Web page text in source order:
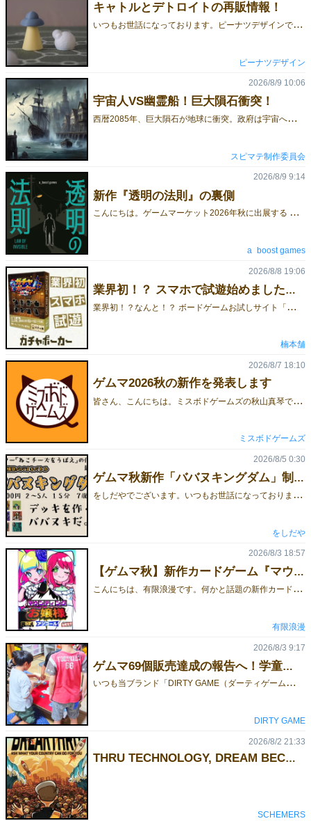
キャトルとデトロイトの再販情報！
い
つもお世話になっております。ピーナツデザインです。少し在庫切れになっていたCATTLEキャトルとDETROITでトロイトの再販が開始しました！下記の三箇所でご購入いただけます。ピーナツデザイン直販サイト追加のコマや大ストレイなんかも買えます。たくさん買うと送料無料です。発送は遅めだけどコメントくれたら急ぎます。ボドゲーマたくさん他にもボードゲームが売ってるのでまとめて買いやすいですね。Amazon送料込みのなのでちょっと高いです。すぐ届きます。商品の説明は下記と直販サイトをご参照ください。CATTLE キャトルはるか宇宙からやってきた飛行物体。 地球の羊を誘拐したいと考えています。 しかし燃料がたりません。 羊は1匹しか誘拐できないし、群れの羊は飛び越えることもできません。 飛行物体は羊を誘拐できるのでしょうか。 プレイヤーは飛行物体と羊に分かれて遊びます。 飛行物体は、羊を3匹誘拐したら勝利。羊は飛行物体を包囲して動けなくすれば勝利。 飛行物体と羊、2つの遊び方で遊べる、非対称の2人用アブストラクトゲームです。 DETROIT デトロイトあなたは車工場の生産管理者です。 ただしこの工場の生産ラインはぐちゃぐちゃ。 同じ生産ラインに他の車の部品も流れてきます。 自分の車をうまく組み立てながら、相手より先に車を納車しましょう。 プレイヤーは各手番でダイスの代わりに三角コーンを振って、部品を動かします。自分の車をうまく組み立て、相手の車を壊しましょう。 期待値と最適手を考えた人が勝てる戦略的な2人用ゲームです。ゲムマ秋まで時間もないですが、引き続きよろしくお願いします！秋向けの情報もどんどん出していきます！
ピーナツデザイン
宇宙人VS幽霊船！巨大隕石衝突！
西
暦2085年、巨大隕石が地球に衝突。政府は宇宙へ逃亡し、人類は見捨てられた。隕石の衝撃で海面は急上昇し、大地の大半が水没。文明は崩壊し、地球は滅亡の淵に立たされた。しかし、海に取り残された旧時代の軍艦とわずかな兵士たちは、最後まで戦うことを決意する。だが、その矢先、宇宙人の攻撃が激化。隕石はただの天災ではなく、彼らが地球を滅ぼすために送り込んだ兵器だった。圧倒的な戦力差に、人類は絶望的な状況へ追い込まれる。だがその時、深い海の底から幽霊船が浮上する。かつて戦場で散った亡霊たちが、今、人類のために立ち上がったのだ。見捨てられた軍隊と亡霊たちが共闘し、地球の未来をかけた最後の戦いが始まる！「地球滅亡の危機！宇宙人の侵略に、幽霊船が立ち向かう！『バンババン』で、壮絶な2人対戦を体験せよ！」このゲームは、西暦2085年を舞台に、巨大隕石の衝突によって崩壊寸前の地球で、宇宙人と幽霊船が激突するという壮大なストーリーが展開されます。プレイヤーは、宇宙人サイドと地球防衛サイドに分かれ、戦略を駆使して勝利を目指します。プレイ時間は15〜25分、対象年齢は13歳以上。このゲームは、一度遊んで終わりではなく、宇宙人側は「隕石を何ターン目に地球に落とすか。」、それを受けて幽霊船側（地球防衛サイド）はどのゴーストシップLV2を出すか。何ターン目にゴーストシップを出すかに戦略のポイントがあります。プレイするたびに新しい発見があり、毎回楽しめると思います。また、前作のhunting v s dragon、転生ビフォーアフター、旧スピマテシリーズを拡張パックとして組み合わせることも出来ます。 通販サイトバンババン〜巨大隕石衝突！宇宙人vs幽霊船〜｜ボードゲーム通販
2026/8/9 10:06
スピマテ制作委員会
新作『透明の法則』の裏側
こ
んにちは。ゲームマーケット2026年秋に出展する a_boost gamesです。こちらのブログスペースをお借りして、頒布予定の新作『透明の法則』における、よしなしごとをご紹介できればと思います。 ゲーム紹介ページ：https://gamemarket.jp/game/188719予約フォーム：https://forms.gle/XNc4V93Qm42qhgYt8今回は、「なぜ、透明人間を追うゲームを作ったのか」、「どうして透明人間を題材にしたのか」について、少しだけお話しできればと思います。●素朴なはじまりと、発想のジャンプはじまりは「怪盗を追うゲームを作ろう」「今まで二人対戦のゲームをつくったことがなかったのでつくってみよう！」と、素朴なスタートでした。逃げる怪盗と、それを追う警察。その関係だけでも悪くはないのですが、とはいえ、もう一歩ほしいなぁと感じていました。そこで出てきたのが、透明人間。怪盗という姿がはっきりイメージできる者を追うのではなく、「見えない存在」を追う。それだけで、同じ追跡ゲームなのに、まったく別の体験になる気がしました。●透明人間という存在が、ゲームのデザインを変えていく透明人間の登場から、このゲームの形がくっきりしてきます。たとえば、透明人間には、いざというときに透明になる力があるとすることで、一発逆転、危機を脱出する固有のスキル「透明化」が生まれました。また、「見えない存在なんだから、そこに“見えている”のはおかしいのではないか」と思い立ちます。だから、警察は特定のマス目を１つずつ探すようなアクションだけではなく、まず包囲網をつくって、透明人間を囲っていくべきだと。そして見えない者を追っている、見えない者に迫っているという感覚を得られるようにしたいなと、デザインができあがっていきました。●世界観のお手本は、江戸川乱歩さんもうひとつ、この作品で大事にしたかったのは、空気感や雰囲気です。江戸川乱歩さんの少年探偵シリーズのような物語を意識していました。そこで、「大正115」年という、現代なのだけど、どこかレトロな時間軸を感じさせる設定にしてみました。『透明の法則』というタイトルも、物語性を感じさせるような、小説のタイトルのような名前にしたかった。また「法則」という言葉には、ただ追いかけるのではなく、残された痕跡から何か文脈を読み取っていく、そんな静かな推理のイメージを重ねています。ちなみにパッケージも、ひとつの物語を開けるような感覚になるように、自分たちなりに工夫してみました。今後、少しずつ公開していく予定ですので、よろしければ楽しみにしていてください。『透明の法則』におけるゲーム詳細や予約は以下よりご覧ください。ゲーム紹介ページ：https://gamemarket.jp/game/188719予約フォーム：https://forms.gle/XNc4V93Qm42qhgYt8
2026/8/9 9:14
a_boost games
業界初！？ スマホで試遊始めました！【ガチャポーカー】
業
界初！？なんと！？ ボードゲームお試しサイト「ボドゲみっけ」様にて、『ガチャポーカー』の試遊がスタートしました！✨✅ CPU対戦だから1人で今すぐ遊べる！✅ スマホでもPCでもサクサク動作！✅ 丁寧なルール説明（チュートリアル）付きで、説明書いらず！「どんなゲームか気になる…」という方は、まずは無料ガチャを回す感覚で遊んでみてください！👇 『ガチャポーカー』サクッとお試しプレイはこちら！［試遊リンク］👇 ゲームが楽しかったら、予約もできます！［予約リンク］ ＼ ボドゲみっけとは？ ／［ボドゲみっけのリンクはこちら］🎲 ボドゲ診断で、あなたにぴったりの作品が見つかる！🃏 『ガチャポーカー』のように、チュートリアル付きのお試しルールで遊べる機能も！📣 現在、「ボドゲみっけ」に掲載する【ゲムマ秋の新作】を大募集中だそうです！興味のあるゲムマ出展者さんは、ぜひ「ボドゲみっけ」さんへXでお問い合わせを！
2026/8/8 19:06
楠本舗
ゲムマ2026秋の新作を発表します
皆
さん、こんにちは。ミスボドゲームズの秋山真琴です。ゲームマーケット2026秋まで約2ヶ月となりましたね。今回も早めに準備を進めることができていますので、少し早いですが、新作を発表することにします。■カードゲーム『しりとりんね』プレイ人数：2～7人プレイ時間：15分価格：2,000円（ゲームマーケット特価、通常価格：2,200円）作品紹介ページ：https://gamemarket.jp/game/188737ルールの公開や取り置き予約の受け付けは、8月10日（月）を予定しています！
2026/8/7 18:10
ミスボドゲームズ
ゲムマ秋新作「ババヌキングダム」制作快調です
を
しだやでございます。いつもお世話になっております。秋は土曜日のみの出展となりますが、よろしくお願いいたします。ゲームマーケット2026秋新作、『ババヌキングダム』製作快調です。自分好みの手札を作って、ババヌキ勝負！短時間かつ明快に、バランスの良い『くにづくり』が楽しめる、とっても楽しいゲームです！より詳しいマニュアルはこちら。よろしくお願いいたします。
2026/8/5 0:30
をしだや
【ゲムマ秋】新作カードゲーム『マウンティングお嬢様アンコール』お取り置き予約受付を開始しました！【両日出展・試遊卓あり】
こ
んにちは、有限浪漫です。何かと話題の新作カードゲーム『マウンティングお嬢様アンコール』ゲームマーケット2026秋でのお取り置き予約を開始しました！ ゲームマーケット会場特別価格：1500円ご予約は下記のリンクからGoogleフォームにてお申し込みください！👇 『マウンティングお嬢様アンコール』のご予約・詳細はこちら！■お取り置き予約フォームhttps://forms.gle/qV7ESTTdu6NaVHZ2A■ルール説明書https://limited-romance.blogspot.com/2026/06/blog-post.html■ルール説明動画https://www.youtube.com/watch?v=kZ61ymZT2zA たった6枚の手札で至高の心理戦！お嬢様同士がマウントを取り合って精神力を削り合うミニストラテジーゲームです！
2026/8/3 18:57
有限浪漫
ゲムマ69個販売達成の報告へ！学童保育で新作『DIRTY EDGE GAME』を先行体験してもらいました
い
つも当ブランド「DIRTY GAME（ダーティゲーム）」を応援いただき、誠にありがとうございます。私たちのデビュー作『DIRTY DEAL GAME』（ダーティディールゲーム）は、もともと地域のある学童保育所で出会った一人の男の子の「また遊びたい」という言葉から生まれたボードゲームです。子どもたちや先生方の温かい応援を背負って挑んだ『ゲームマーケット2026春』から2ヶ月。 2026年7月28日、私たちは感謝と結果を伝えるため、再びあの学童保育所さんへと向かいました。▼ゲームマーケット2026春の当日の様子はこちらhttps://gamemarket.jp/blog/198609/■ ゲームマーケット2026春 結果報告今回のゲムマで、私たち「DIRTY GAME」は、持ち込んだ81個のうち69個を頒布することができました！当日のブースの様子（ブース番号：J36）初出展の場合「50個売れたら成功」と言われる中で、それを大きく上回る結果を残すことができ、本当に胸をなで下ろしています。子どもたちや先生方の前でこの結果を報告したとき、皆さんが自分のことのように喜んでくれて、心の底から安心しました。初出展でありながら、これほど多くの方に応援していただき、しっかりと結果で応えられたこと。嬉しい気持ちと感謝、そして安堵感で胸がいっぱいです。実はゲムマの前、「まだ何も結果を出していない自分が、こんなに誰かに応援される存在になっていいのだろうか……」と不安になることもありました。だからこそ、みんなの笑顔を見れた瞬間、救われたような気持ちになりました。当日はゲムマのおみやげ話をしたり、応援のお礼として『DIRTY DEAL GAME』の記念グッズを子どもたち一人ひとりにプレゼントしたりと、終始和やかな時間に。プレゼントしたもの■ 新作『DIRTY EDGE GAME』をお披露目！そして……訪問の後半では、2026年11月にクラウドファンディングを予定している新作ボードゲーム、『DIRTY EDGE GAME』（ダーティエッジゲーム）のテストプレイ（先行体験会）を実施しました！プレイ中の様子ルールを説明すると、子どもたちはすぐに理解してくれ、全力で楽しんでくれました。印象的だったのは、初めて遊ぶ1ラウンド目の1回目の勝負。みんながルールをしっかり理解してくれたからこそ、「どこにお金をベットするか」を真剣に悩み、なかなかゲームが進まなかったことです（笑）。ルールの飲み込みが早い子もいて、本当に驚かされました。おかげさまで、テストプレイは大好評！「前のゲームも楽しかったけど、こっちもすごく面白い！」とボソッと呟いてくれた子がいて、思わず笑みがこぼれました。「20億円になった！」「あ〜！5億円になっちゃった……」と、所持金が変動するたびに嬉しそうに報告してくれる姿がとても印象的でした。■ 新作『DIRTY EDGE GAME』の魅力と最新情報『DIRTY EDGE GAME』（ダーティエッジゲーム）は、カジノのバカラでカードをめくる瞬間のような、あのハラハラドキドキ感を誰もが楽しめる心理戦ボードゲームです。今回の新作は、前作を遊んでくださった皆様からの貴重なご意見を反映し、より直感的で、誰でもスッと遊べるゲーム性へと進化させました。完全新作タイトル（拡張セットではないため、前作をお持ちでない方も楽しめます）プレイ人数：2人〜6人対応シーン： 友人同士の熱い心理戦はもちろん、ご家族でのファミリープレイ、教育・学童施設でのレクリエーションまで幅広く対応そして前作に続き、今回もクラウドファンディングでの先行予約販売を実施いたします！【新作クラウドファンディング情報】実施期間： 2026年11月1日（日）〜 11月29日（日）予定詳細： プロジェクトページ公開時期に合わせて順次発表いたします。プロジェクトページの準備が整い次第、改めてご報告いたしますので、ぜひ公式X（旧Twitter）のチェックをお願いいたします！■ 現場の熱気を動画でお届け！現場の熱気と子どもたちの楽しい雰囲気は、ぜひこちらの動画からご覧ください！https://youtu.be/JGl1ss5yyVY?si=YPM6hrWTfpQ86iWT皆さまにこの熱気をお届けできる日を楽しみにしております！
2026/8/3 9:17
DIRTY GAME
THRU TECHNOLOGY, DREAM BECOME REALITY!
2026/8/2 21:33
SCHEMERS